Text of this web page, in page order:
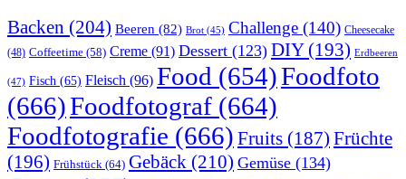
Backen (204) Beeren (82) Brot (45) Challenge (140) Cheesecake
(48) Coffeetime (58) Creme (91) Dessert (123) DIY(193) Erdbeeren
(47) Fisch (65) Fleisch (96) Food (654)Foodfoto
(666)Foodfotograf (664)
Foodfotografie (666) Fruits (187) Früchte
(196) Frühstück (64) Gebäck (210) Gemüse (134)